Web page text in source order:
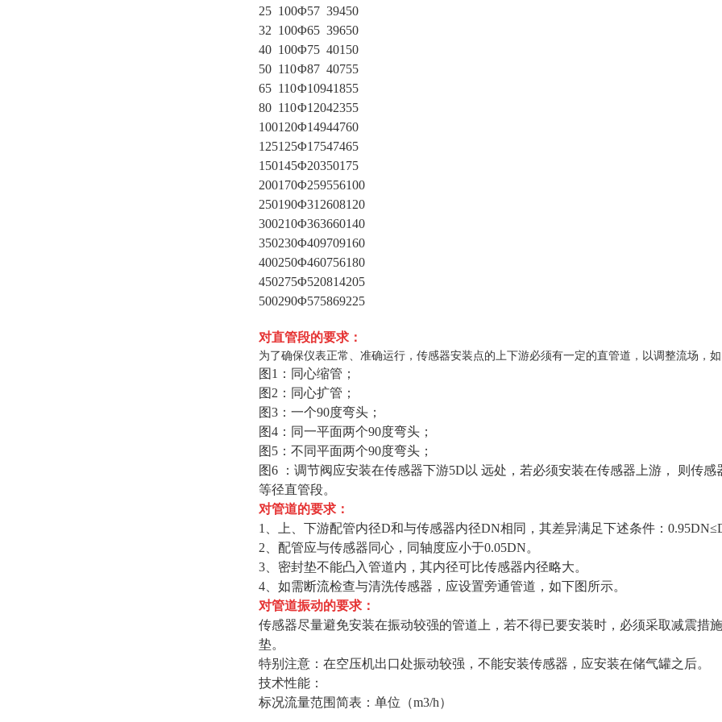
25 100Φ57 39450
32 100Φ65 39650
40 100Φ75 401 50
50 110Φ87 40755
65 110Φ10941855
80 110Φ12042355
100120Φ14944760
125125Φ17547465
150145Φ203501 75
200170Φ259556100
250190Φ312608120
300210Φ363660140
350230Φ409709160
400250Φ460756180
450275Φ520814205
500290Φ575869225
对直管段的要求：
为了确保仪表正常、准确运行，传感器安装点的上下游必须有一定的直管道，以调整流场，
图1：同心缩管；
图2：同心扩管；
图3：一个90度弯头；
图4：同一平面两个90度弯头；
图5：不同平面两个90度弯头；
图6 ：调节阀应安装在传感器下游5D以 远处，若必须安装在传感器上游， 则传
等径直管段。
对管道的要求：
1、上、下游配管内径D和与传感器内径DN相同，其差异满足下述条件：
2、配管应与传感器同心，同轴度应小于0.05DN。
3、密封垫不能凸入管道内，其内径可比传感器内径略大。
4、如需断流检查与清洗传感器，应设置旁通管道，如下图所示。
对管道振动的要求：
传感器尽量避免安装在振动较强的管道上，若不得已要安装时，必须采取减震措
垫。
特别注意：在空压机出口处振动较强，不能安装传感器，应安装在储气罐之后。
技术性能：
标况流量范围简表：单位（m3/h）